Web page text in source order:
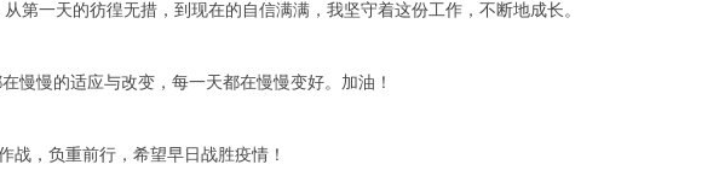
第一天的彷徨无措，到现在的自信满满，我坚守着这份工作，不断地成长。
慢慢的适应与改变，每一天都在慢慢变好。加油！
战，负重前行，希望早日战胜疫情！